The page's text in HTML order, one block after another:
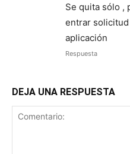
Se quita sólo ,
entrar
aplicación
Respuesta
DEJA UNA RESPUESTA